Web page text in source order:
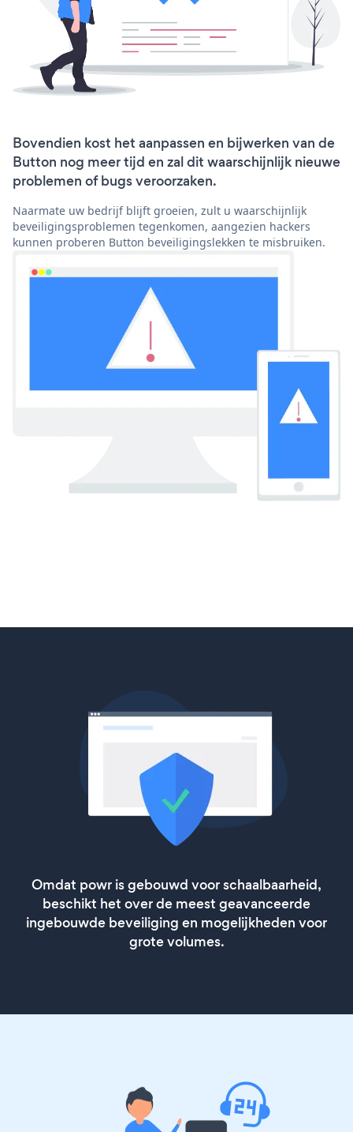
Bovendien kost het aanpassen en bijwerken van de
Button nog meer tijd en zal dit waarschijnlijk nieuwe
problemen of bugs veroorzaken.
Naarmate uw bedrijf blijft groeien, zult u waarschijnlijk
beveiligingsproblemen tegenkomen, aangezien hackers
kunnen proberen Button beveiligingslekken te misbruiken.
Omdat powr is gebouwd voor schaalbaarheid,
beschikt het over de meest geavanceerde
ingebouwde beveiliging en mogelijkheden voor
grote volumes.